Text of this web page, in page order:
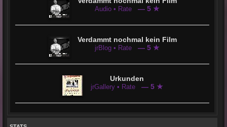
Audio • Rate — 5 ★
Verdammt nochmal kein Film
jrBlog • Rate — 5 ★
Urkunden
jrGallery • Rate — 5 ★